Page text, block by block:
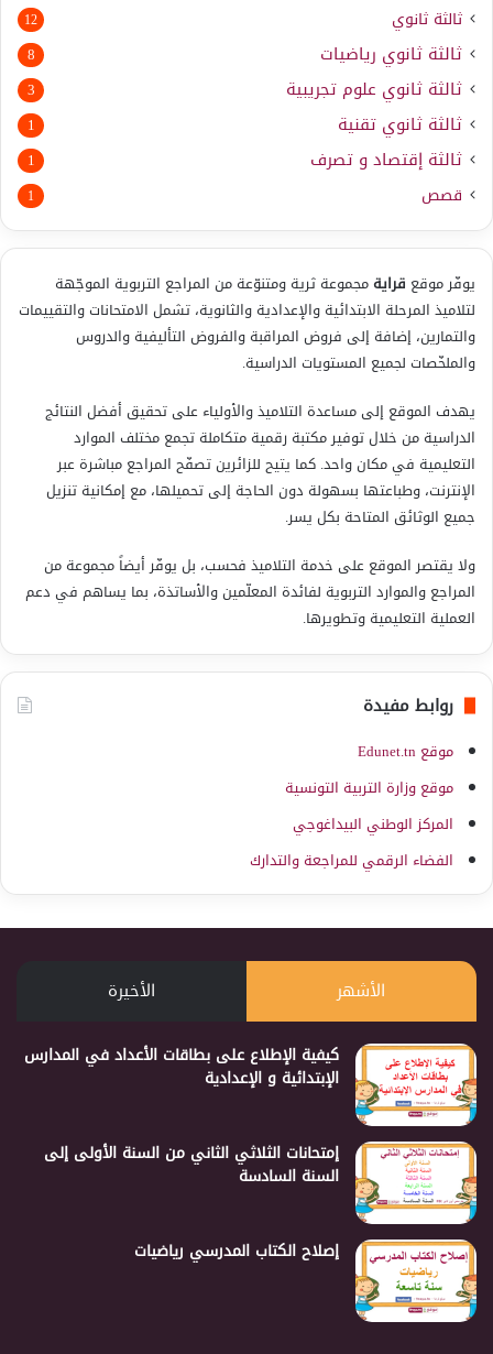
ثالثة ثانوي 12
ثالثة ثانوي رياضيات 8
ثالثة ثانوي علوم تجريبية 3
ثالثة ثانوي تقنية 1
ثالثة إقتصاد و تصرف 1
قصص 1
يوفّر موقع قرايةمجموعة ثرية ومتنوّعة من المراجع التربوية الموجّهة
لتلاميذ المرحلة الابتدائية والإعدادية والثانوية، تشمل الامتحانات والتقييمات
والتمارين، إضافة إلى فروض المراقبة والفروض التأليفية والدروس
والملخّصات لجميع المستويات الدراسية.
يهدف الموقع إلى مساعدة التلاميذ والأولياء على تحقيق أفضل النتائج
الدراسية من خلال توفير مكتبة رقمية متكاملة تجمع مختلف الموارد
التعليمية في مكان واحد. كما يتيح للزائرين تصفّح المراجع مباشرة عبر
الإنترنت، وطباعتها بسهولة دون الحاجة إلى تحميلها، مع إمكانية تنزيل
جميع الوثائق المتاحة بكل يسر.
ولا يقتصر الموقع على خدمة التلاميذ فحسب، بل يوفّر أيضاً مجموعة من
المراجع والموارد التربوية لفائدة المعلّمين والأساتذة، بما يساهم في دعم
العملية التعليمية وتطويرها.
روابط مفيدة
موقع Edunet.tn
موقع وزارة التربية التونسية
المركز الوطني البيداغوجي
الفضاء الرقمي للمراجعة والتدارك
الأشهر الأخيرة
كيفية الإطلاع على بطاقات الأعداد في المدارس
الإبتدائية و الإعدادية
إمتحانات الثلاثي الثاني من السنة الأولى إلى
السنة السادسة
إصلاح الكتاب المدرسي رياضيات